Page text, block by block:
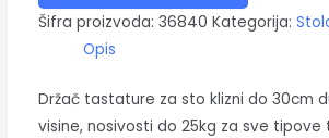
Šifra proizvoda: 36840 Kategorija:
Opis
Držač tastature za sto klizni do 30cm
visine, nosivosti do 25kg za sve